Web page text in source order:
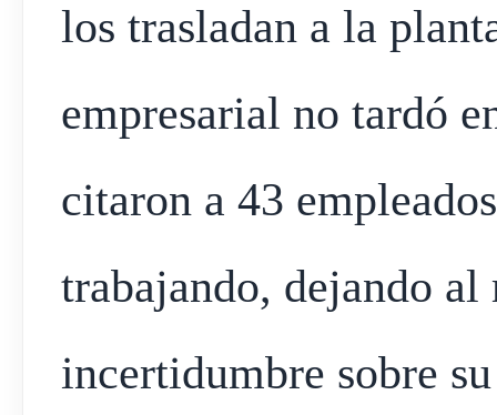
los trasladan a la
empresarial no tardó
citaron a 43
trabajando, dejando al
incertidumbre sobre